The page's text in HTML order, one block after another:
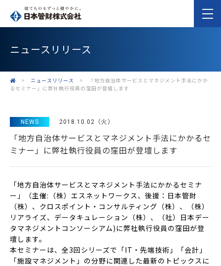
ニュースリリース
> ニュースリリース >
「地方自治体サービスとマネジメント手法にかか
るセミナー」に弊社執行役員の窪田が登壇します
NEWS 2018.10.02（火）
「地方自治体サービスとマネジメント手法にかかるセ
ミナー」に弊社執行役員の窪田が登壇します
「地方自治体サービスとマネジメント手法にかかるセミナ
ー」（主催:（株）エスネットワークス、後援：日本管財
（株）、クロスポイント・コンサルティング（株）、（株）
リアライズ、データキュレーション（株）、（社）日本デー
タマネジメントコンソーシアム)に弊社執行役員の窪田が登
壇します。
本セミナーは、全3回シリーズで「IT・先端技術」「会計」
「施設マネジメント」の分野に関連した最新のトピックスに